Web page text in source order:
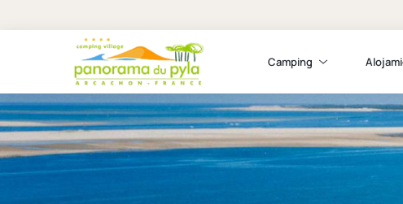
Camping